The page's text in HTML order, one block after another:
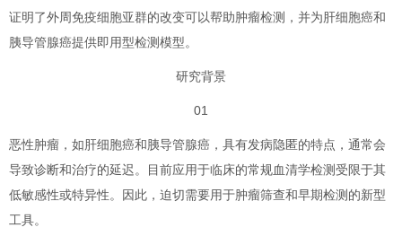
证明了外周免疫细胞亚群的改变可以帮助肿瘤检测，并为肝细胞癌和
胰导管腺癌提供即用型检测模型。
研究背景
01
恶性肿瘤，如肝细胞癌和胰导管腺癌，具有发病隐匿的特点，通常会
导致诊断和治疗的延迟。目前应用于临床的常规血清学检测受限于其
低敏感性或特异性。因此，迫切需要用于肿瘤筛查和早期检测的新型
工具。